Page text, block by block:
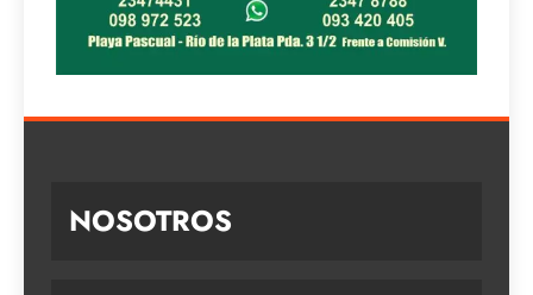
NOSOTROS